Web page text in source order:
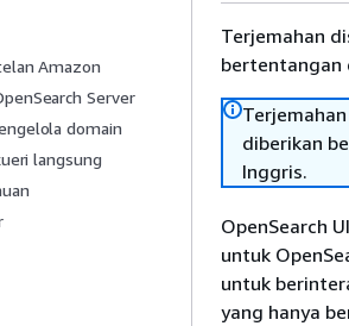
Amazon
Server
domain
langsung
Terjemahan
bertentangan
diberikan
Inggris.
OpenSearch
untuk
untuk
yang hanya